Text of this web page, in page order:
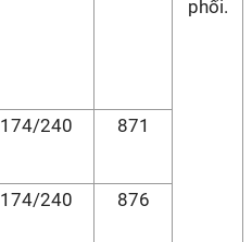
phối.
174/240 871
174/240 876